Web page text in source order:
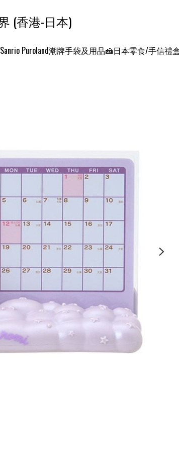
コンクエスト ワールド 征服世界 (香港-日本)
Sanrio Puroland潮牌手袋及用品🍰日本零食/手信禮